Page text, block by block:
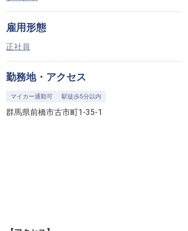
雇用形態
正社員
勤務地・アクセス
マイカー通勤可 駅徒歩5分以内
群馬県前橋市古市町1-35-1